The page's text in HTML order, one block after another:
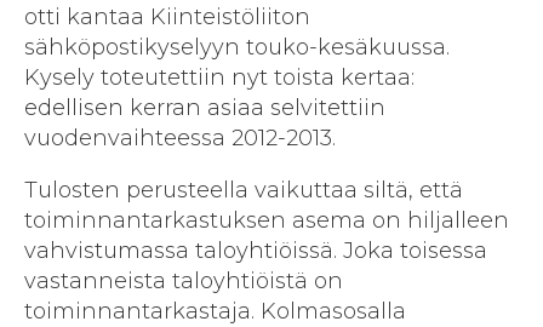
otti kantaa Kiinteistöliiton
sähköpostikyselyyn touko-kesäkuussa.
Kysely toteutettiin nyt toista kertaa:
edellisen kerran asiaa selvitettiin
vuodenvaihteessa 2012-2013.
Tulosten perusteella vaikuttaa siltä, että
toiminnantarkastuksen asema on hiljalleen
vahvistumassa taloyhtiöissä. Joka toisessa
vastanneista taloyhtiöistä on
toiminnantarkastaja. Kolmasosalla